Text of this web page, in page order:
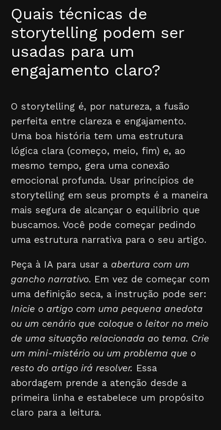
Quais técnicas de
storytelling podem ser
usadas para um
engajamento claro?
O storytelling é, por natureza, a fusão
perfeita entre clareza e engajamento.
Uma boa história tem uma estrutura
lógica clara (começo, meio, fim) e, ao
mesmo tempo, gera uma conexão
emocional profunda. Usar princípios de
storytelling em seus prompts é a maneira
mais segura de alcançar o equilíbrio que
buscamos. Você pode começar pedindo
uma estrutura narrativa para o seu artigo.
Peça à IA para usar a abertura com um
gancho narrativo. Em vez de começar com
uma definição seca, a instrução pode ser:
Inicie o artigo com uma pequena anedota
ou um cenário que coloque o leitor no meio
de uma situação relacionada ao tema. Crie
um mini-mistério ou um problema que o
resto do artigo irá resolver. Essa
abordagem prende a atenção desde a
primeira linha e estabelece um propósito
claro para a leitura.